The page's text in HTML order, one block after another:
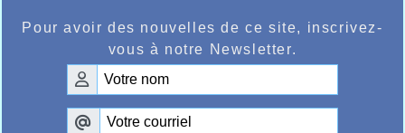
Pour avoir des nouvelles de ce site, inscrivez-
vous à notre Newsletter.